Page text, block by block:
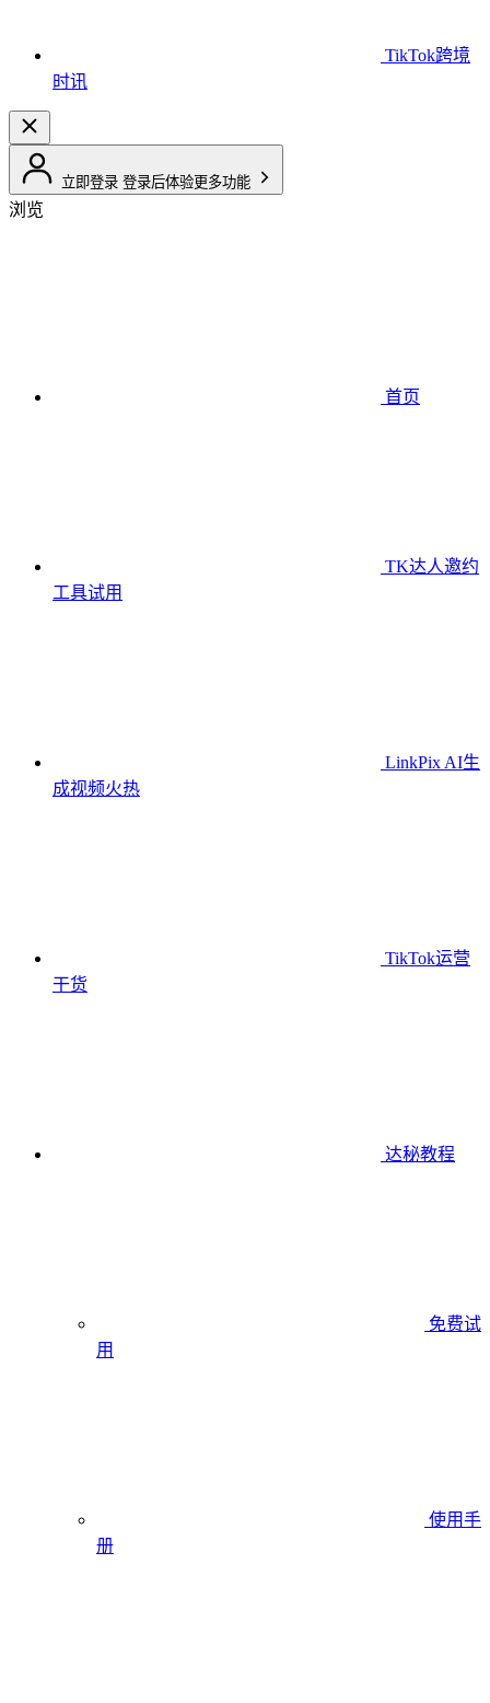
TikTok跨境
时讯
立即登录 登录后体验更多功能
浏览
首页
TK达人邀约
工具试用
LinkPix AI生
成视频火热
TikTok运营
干货
达秘教程
免费试
用
使用手
册